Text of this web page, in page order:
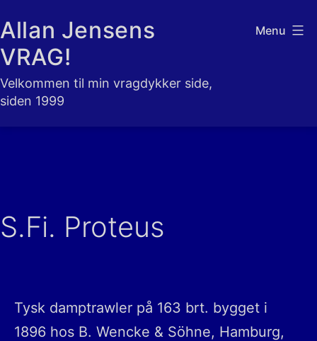
til
indhold
Allan Jensens
VRAG!
Velkommen til min vragdykker side,
siden 1999
Menu
S.Fi. Proteus
Tysk damptrawler på 163 brt. bygget i
1896 hos B. Wencke & Söhne, Hamburg,